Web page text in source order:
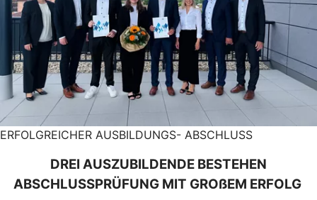
ERFOLGREICHER AUSBILDUNGS- ABSCHLUSS
DREI AUSZUBILDENDE BESTEHEN
ABSCHLUSSPRÜFUNG MIT GROßEM ERFOLG